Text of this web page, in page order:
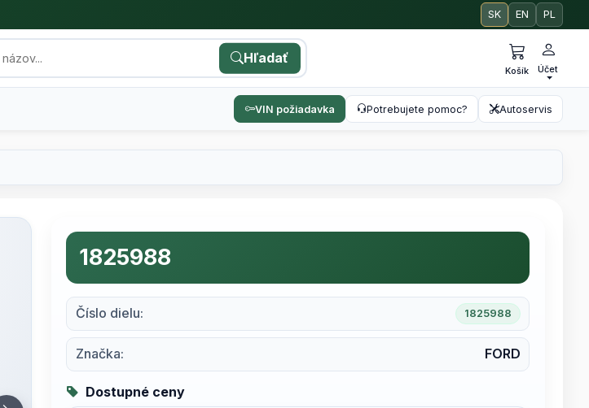
SK EN PL
Hľadať
Košík Účet
VIN požiadavka Potrebujete pomoc? Autoservis
1825988
Číslo dielu: 1825988
Značka: FORD
Dostupné ceny